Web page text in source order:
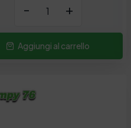
- +
Aggiungi al carrello